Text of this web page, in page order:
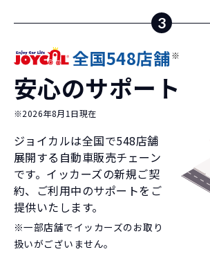
3
全国548店舗※
安心のサポート
※2026年8月1日現在
ジョイカルは全国で548店舗
展開する自動車販売チェーン
です。イッカーズの新規ご契
約、ご利用中のサポートをご
提供いたします。
※一部店舗でイッカーズのお取り
扱いがございません。